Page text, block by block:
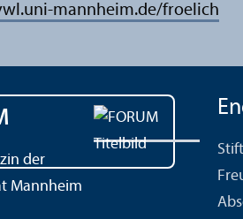
mannheim.de/froelich
der
Mannheim